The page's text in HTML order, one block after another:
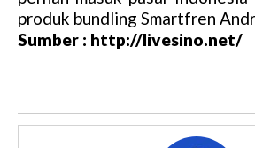
produk bundling Smartfren
Sumber : http://livesino.net/